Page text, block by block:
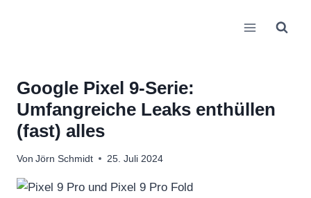
Google Pixel 9-Serie:
Umfangreiche Leaks enthüllen
(fast) alles
Von Jörn Schmidt 25. Juli 2024